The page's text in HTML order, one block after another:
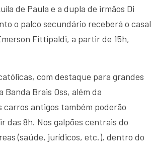
de Paula e a dupla de irmãos Di
o palco secundário receberá o casal
Fittipaldi, a partir de 15h,
com destaque para grandes
Banda Brais Oss, além da
carros antigos também poderão
das 8h. Nos galpões centrais do
(saúde, jurídicos, etc.), dentro do